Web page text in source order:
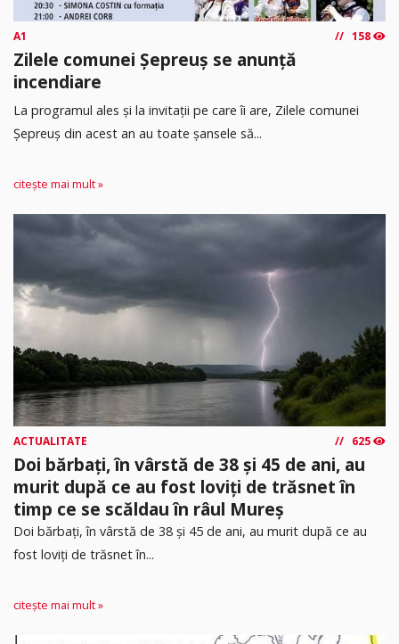
A1 158
Zilele comunei Șepreuș se anunță
incendiare
La programul ales și la invitații pe care îi are, Zilele comunei
Șepreuș din acest an au toate șansele să...
citește mai mult »
ACTUALITATE 625
Doi bărbați, în vârstă de 38 și 45 de ani, au
murit după ce au fost loviți de trăsnet în
timp ce se scăldau în râul Mureș
Doi bărbați, în vârstă de 38 și 45 de ani, au murit după ce au
fost loviți de trăsnet în...
citește mai mult »